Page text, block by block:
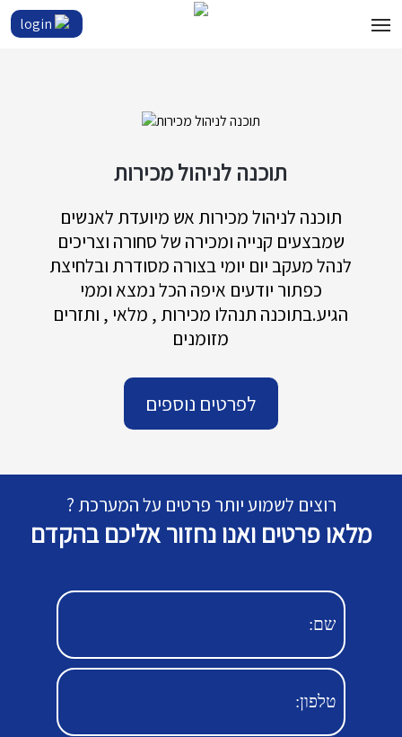
login
תוכנה לניהול מכירות
תוכנה לניהול מכירות אש מיועדת לאנשים
שמבצעים קנייה ומכירה של סחורה וצריכים
לנהל מעקב יום יומי בצורה מסודרת ובלחיצת
כפתור יודעים איפה הכל נמצא וממי
הגיע.בתוכנה תנהלו מכירות , מלאי , ותזרים
מזומנים
לפרטים נוספים
רוצים לשמוע יותר פרטים על המערכת ?
מלאו פרטים ואנו נחזור אליכם בהקדם